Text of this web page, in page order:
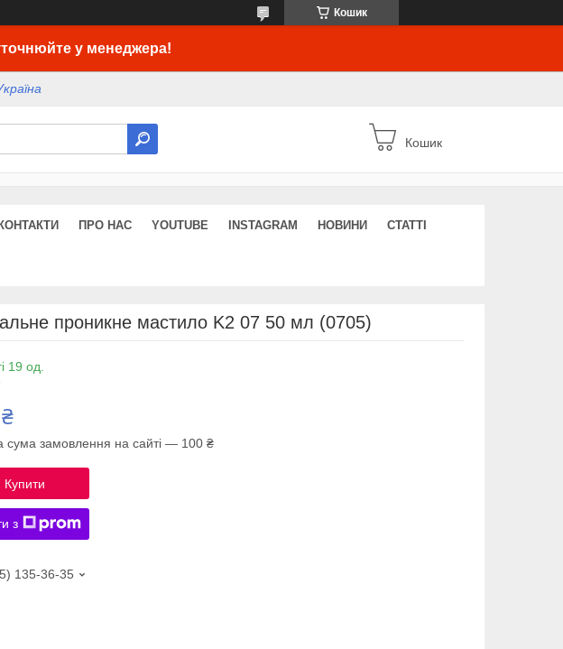
Кошик
у менеджера!
Кошик
КОНТАКТИ ПРО НАС YOUTUBE INSTAGRAM НОВИНИ СТАТТІ
проникне мастило K2 07 50 мл (0705)
19 од.
сума замовлення на сайті — 100 ₴
Купити
з
135-36-35